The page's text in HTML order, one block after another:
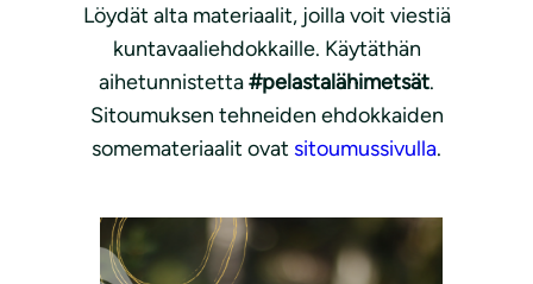
Löydät alta materiaalit, joilla voit viestiä
kuntavaaliehdokkaille. Käytäthän
aihetunnistetta#pelastalähimetsät.
Sitoumuksen tehneiden ehdokkaiden
somemateriaalit ovat sitoumussivulla.